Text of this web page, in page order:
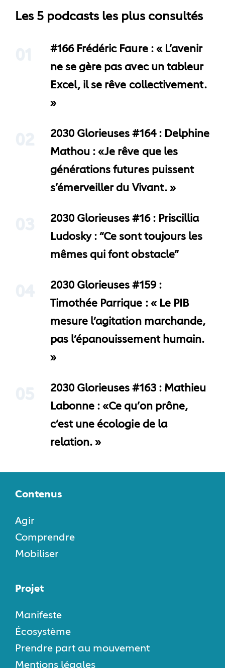
Les 5 podcasts les plus consultés
#166 Frédéric Faure : « L’avenir
ne se gère pas avec un tableur
Excel, il se rêve collectivement.
»
2030 Glorieuses #164 : Delphine
Mathou : «Je rêve que les
générations futures puissent
s’émerveiller du Vivant. »
2030 Glorieuses #16 : Priscillia
Ludosky : “Ce sont toujours les
mêmes qui font obstacle”
2030 Glorieuses #159 :
Timothée Parrique : « Le PIB
mesure l’agitation marchande,
pas l’épanouissement humain.
»
2030 Glorieuses #163 : Mathieu
Labonne : «Ce qu’on prône,
c’est une écologie de la
relation. »
Contenus
Agir
Comprendre
Mobiliser
Projet
Manifeste
Écosystème
Prendre part au mouvement
Mentions légales